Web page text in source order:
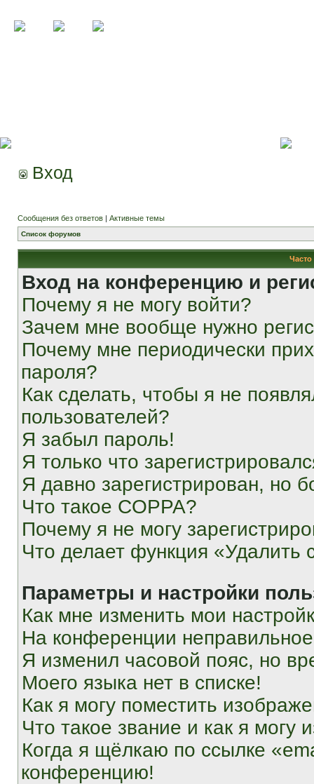
Вход
Сообщения без ответов | Активные темы
Список форумов
Вход на конференцию и
Почему я не могу войти?
Зачем мне вообще нужно
Почему мне периодически
пароля?
Как сделать, чтобы я не
пользователей?
Я забыл пароль!
Я только что
Я давно зарегистрирован, но
Что такое COPPA?
Почему я не могу
Что делает функция «Удалить
Параметры и настройки
Как мне изменить мои
На конференции
Я изменил часовой пояс, но
Моего языка нет в списке!
Как я могу поместить
Что такое звание и как я могу
Когда я щёлкаю по ссылке
конференцию!